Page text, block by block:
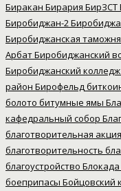
Биракан Бирария БирЗСТ
Биробиджан-2
Биробиджанская таможня
АрбатБиробиджанский
Биробиджанский колледж
район Бирофельд
болото битумные ямы
кафедральный собор
благотворительная акция
благотворительность
благоустройство
боеприпасы Бойцовский